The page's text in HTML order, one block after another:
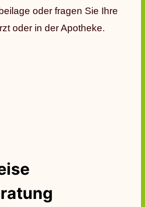
oder fragen Sie Ihre
oder in der Apotheke.